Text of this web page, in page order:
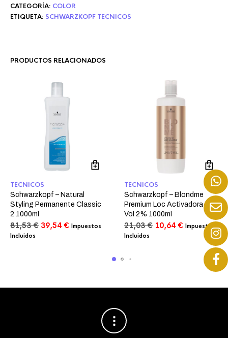
CATEGORÍA: COLOR
ETIQUETA: SCHWARZKOPF TECNICOS
PRODUCTOS RELACIONADOS
TECNICOS
Schwarzkopf – Natural
Styling Permanente Classic
2 1000ml
81,53€ El
39,54 €ElImpuestos
Incluidos
TECNICOS
Schwarzkopf – Blondme
Premium Loc Activadora 7
Vol 2% 1000ml
21,03€ El
10,64 €El
precio
actual
10,64 €.
Impuestos
Incluidos